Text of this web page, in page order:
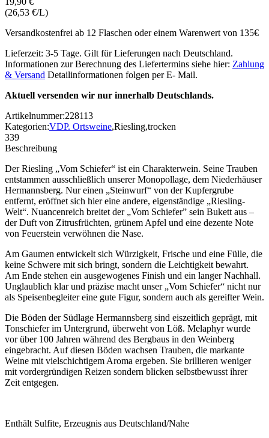
(26,53 €/L)
Versandkostenfrei ab 12 Flaschen oder einem Warenwert von 135€
Lieferzeit: 3-5 Tage. Gilt für Lieferungen nach Deutschland.
Informationen zur Berechnung des Liefertermins siehe hier: Zahlung
& Versand Detailinformationen folgen per E- Mail.
Aktuell versenden wir nur innerhalb Deutschlands.
Artikelnummer:228113
Kategorien:VDP. Ortsweine,Riesling,trocken
339
Beschreibung
Der Riesling „Vom Schiefer“ ist ein Charakterwein. Seine Trauben
entstammen ausschließlich unserer Monopollage, dem Niederhäuser
Hermannsberg. Nur einen „Steinwurf“ von der Kupfergrube
entfernt, eröffnet sich hier eine andere, eigenständige „Riesling-
Welt“. Nuancenreich breitet der „Vom Schiefer” sein Bukett aus –
der Duft von Zitrusfrüchten, grünem Apfel und eine dezente Note
von Feuerstein verwöhnen die Nase.
Am Gaumen entwickelt sich Würzigkeit, Frische und eine Fülle, die
keine Schwere mit sich bringt, sondern die Leichtigkeit bewahrt.
Am Ende stehen ein ausgewogenes Finish und ein langer Nachhall.
Unglaublich klar und präzise macht unser „Vom Schiefer“ nicht nur
als Speisenbegleiter eine gute Figur, sondern auch als gereifter Wein.
Die Böden der Südlage Hermannsberg sind eiszeitlich geprägt, mit
Tonschiefer im Untergrund, überweht von Löß. Melaphyr wurde
vor über 100 Jahren während des Bergbaus in den Weinberg
eingebracht. Auf diesen Böden wachsen Trauben, die markante
Weine mit vielschichtigem Aroma ergeben. Sie brillieren weniger
mit vordergründigen Reizen sondern blicken selbstbewusst ihrer
Zeit entgegen.
Enthält Sulfite, Erzeugnis aus Deutschland/Nahe